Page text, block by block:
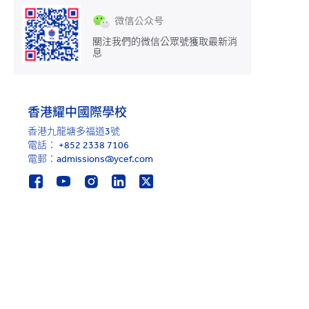
關注我們的微信公眾號獲取最新消
息
香港耀中國際學校
香港九龍塘多福道3號
電話： +852 2338 7106
電郵：admissions@ycef.com